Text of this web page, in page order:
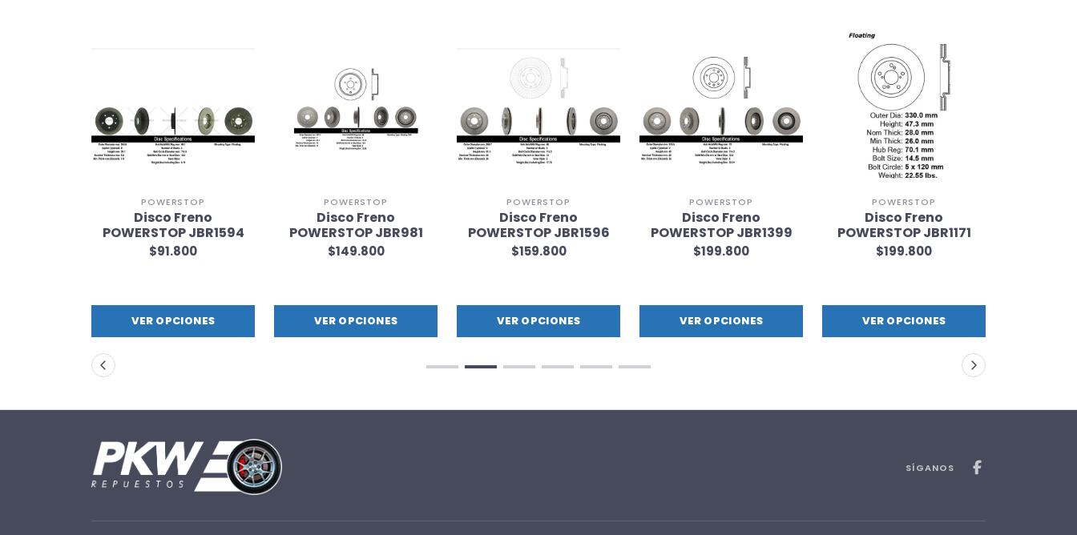
POWERSTOP
Disco Freno
POWERSTOP JBR1594
$91.800
VER OPCIONES
POWERSTOP
Disco Freno
POWERSTOP JBR981
$149.800
VER OPCIONES
POWERSTOP
Disco Freno
POWERSTOP JBR1596
$159.800
VER OPCIONES
POWERSTOP
Disco Freno
POWERSTOP JBR1399
$199.800
VER OPCIONES
POWERSTOP
Disco Freno
POWERSTOP JBR1171
$199.800
VER OPCIONES
SÍGANOS